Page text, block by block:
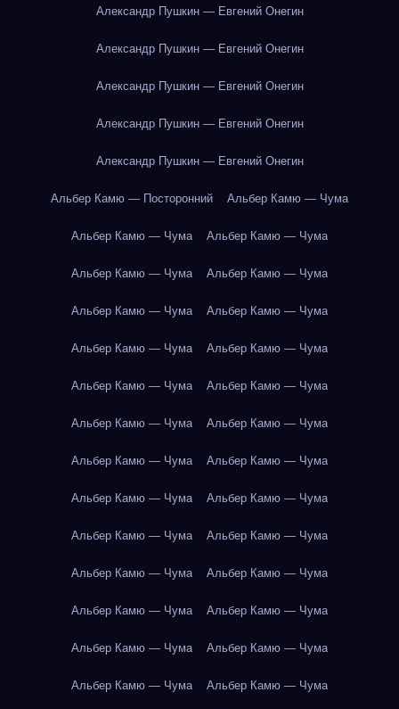
Александр Пушкин — Евгений Онегин
Александр Пушкин — Евгений Онегин
Александр Пушкин — Евгений Онегин
Александр Пушкин — Евгений Онегин
Александр Пушкин — Евгений Онегин
Альбер Камю — Посторонний Альбер Камю — Чума
Альбер Камю — Чума Альбер Камю — Чума
Альбер Камю — Чума Альбер Камю — Чума
Альбер Камю — Чума Альбер Камю — Чума
Альбер Камю — Чума Альбер Камю — Чума
Альбер Камю — Чума Альбер Камю — Чума
Альбер Камю — Чума Альбер Камю — Чума
Альбер Камю — Чума Альбер Камю — Чума
Альбер Камю — Чума Альбер Камю — Чума
Альбер Камю — Чума Альбер Камю — Чума
Альбер Камю — Чума Альбер Камю — Чума
Альбер Камю — Чума Альбер Камю — Чума
Альбер Камю — Чума Альбер Камю — Чума
Альбер Камю — Чума Альбер Камю — Чума